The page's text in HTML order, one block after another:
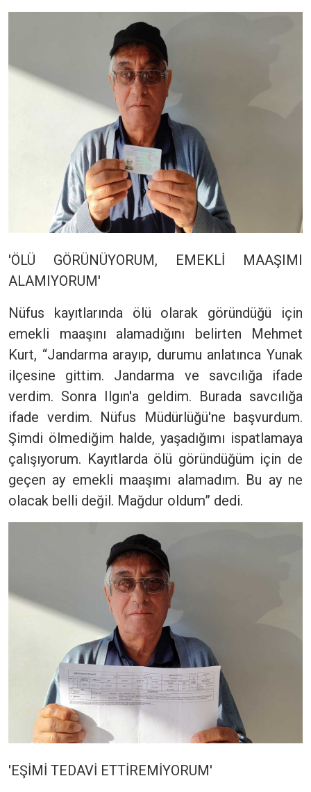
'ÖLÜ GÖRÜNÜYORUM, EMEKLİ MAAŞIMI
ALAMIYORUM'
Nüfus kayıtlarında ölü olarak göründüğü için
emekli maaşını alamadığını belirten Mehmet
Kurt, “Jandarma arayıp, durumu anlatınca Yunak
ilçesine gittim. Jandarma ve savcılığa ifade
verdim. Sonra Ilgın'a geldim. Burada savcılığa
ifade verdim. Nüfus Müdürlüğü'ne başvurdum.
Şimdi ölmediğim halde, yaşadığımı ispatlamaya
çalışıyorum. Kayıtlarda ölü göründüğüm için de
geçen ay emekli maaşımı alamadım. Bu ay ne
olacak belli değil. Mağdur oldum” dedi.
'EŞİMİ TEDAVİ ETTİREMİYORUM'